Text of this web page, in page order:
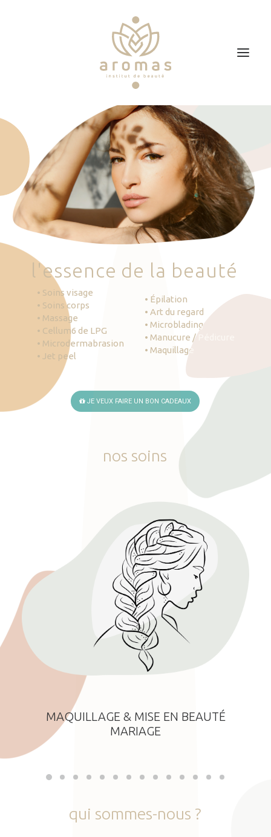
Soins
Je veux faire un bon cadeau
Plan d’accès
Prendre RDV
'essence de la beauté
• Soins visage
• Soins corps
• Massage
• Cellum6 de LPG
• Microdermabrasion
• Jet peel
• Épilation
• Art du regard
• Microblading
• Manucure / Pédicure
• Maquillage
JE VEUX FAIRE UN BON CADEAUX
nos soins
MAQUILLAGE & MISE EN BEAUTÉ
MARIAGE
qui sommes-nous ?